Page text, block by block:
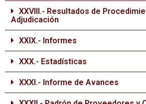
XXVIII.- Resultados de
Adjudicación
XXIX.- Informes
XXX.- Estadísticas
XXXI.- Informe de Avances